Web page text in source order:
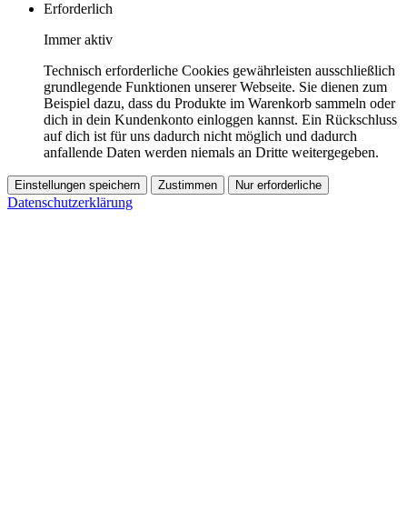
Erforderlich
Immer aktiv
Technisch erforderliche Cookies gewährleisten ausschließlich
grundlegende Funktionen unserer Webseite. Sie dienen zum
Beispiel dazu, dass du Produkte im Warenkorb sammeln oder
dich in dein Kundenkonto einloggen kannst. Ein Rückschluss
auf dich ist für uns dadurch nicht möglich und dadurch
anfallende Daten werden niemals an Dritte weitergegeben.
Einstellungen speichern Zustimmen Nur erforderliche
Datenschutzerklärung